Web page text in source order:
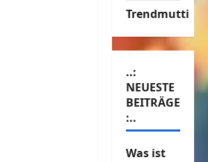
Trendmutti
..:
NEUESTE
BEITRÄGE
:..
Was ist